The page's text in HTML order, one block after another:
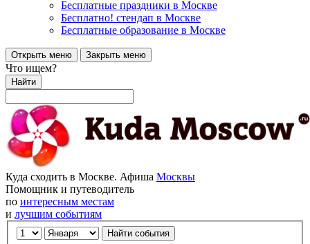
Бесплатные праздники в Москве
Бесплатно! стендап в Москве
Бесплатные образование в Москве
Открыть меню Закрыть меню
Что ищем?
Найти
Куда сходить в Москве. Афиша Москвы
Помощник и путеводитель
по интересным местам
и лучшим событиям